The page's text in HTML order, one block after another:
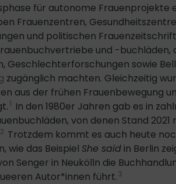
für autonome
Frauenzentren,
und politischen
und -buchläden,
Geschlechterforschungen sowie
zugänglich machten. Gleichzeitig
aus der frühen Frauenbewegung
1 In den 1980er Jahren gab es in
von denen Stand 2021
2 Trotzdem kommt es auch heute
wie das Beispiel She said in Berlin
Senger in Neukölln die
Autor*innen führt. 3